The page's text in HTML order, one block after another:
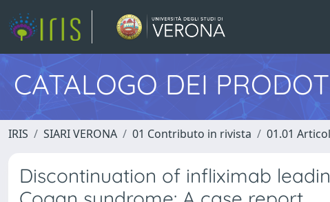
CATALOGO DEI
IRIS SIARI VERONA 01 Contributo in rivista 01.01
Discontinuation of infliximab